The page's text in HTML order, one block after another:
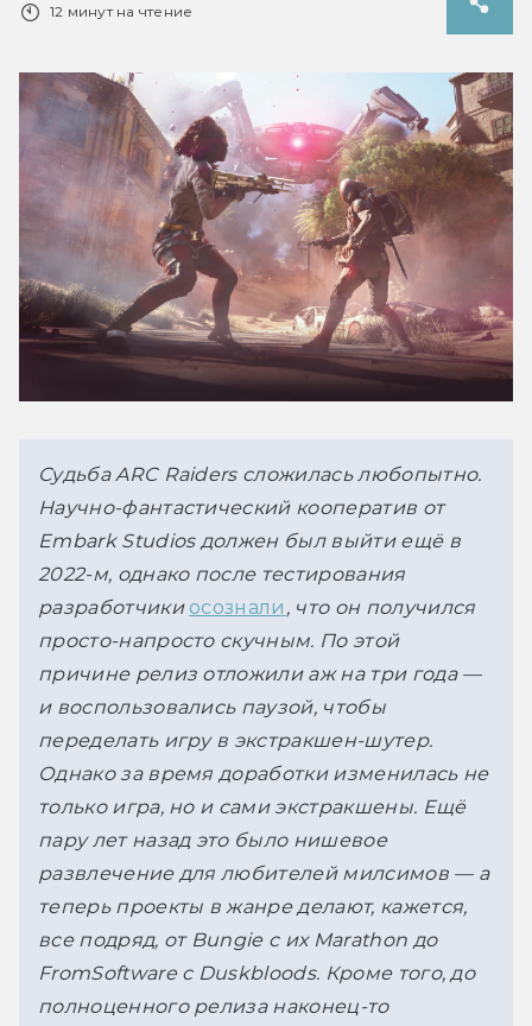
12 минут на чтение
Судьба ARC Raiders сложилась любопытно.
Научно-фантастический кооператив от
Embark Studios должен был выйти ещё в
2022-м, однако после тестирования
разработчики осознали , что он получился
просто-напросто скучным. По этой
причине релиз отложили аж на три года —
и воспользовались паузой, чтобы
переделать игру в экстракшен-шутер.
Однако за время доработки изменилась не
только игра, но и сами экстракшены. Ещё
пару лет назад это было нишевое
развлечение для любителей милсимов — а
теперь проекты в жанре делают, кажется,
все подряд, от Bungie с их Marathon до
FromSoftware с Duskbloods. Кроме того, до
полноценного релиза наконец-то